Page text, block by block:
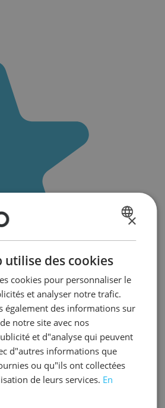
- bois pin
×
utilise des cookies
cookies pour personnaliser le
et analyser notre trafic.
également des informations sur
notre site avec nos
et d"analyse qui peuvent
d"autres informations que
ou qu"ils ont collectées
de leurs services. En